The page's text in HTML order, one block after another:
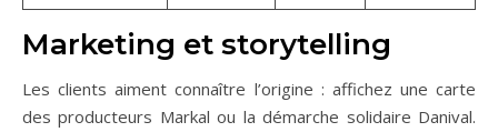
Marketing et storytelling
Les clients aiment connaître l’origine : affichez une carte
des producteurs Markal ou la démarche solidaire Danival.